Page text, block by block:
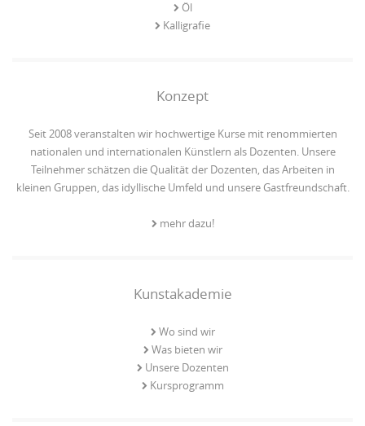
Öl
Kalligrafie
Konzept
Seit 2008 veranstalten wir hochwertige Kurse mit renommierten
nationalen und internationalen Künstlern als Dozenten. Unsere
Teilnehmer schätzen die Qualität der Dozenten, das Arbeiten in
kleinen Gruppen, das idyllische Umfeld und unsere Gastfreundschaft.
mehr dazu!
Kunstakademie
Wo sind wir
Was bieten wir
Unsere Dozenten
Kursprogramm